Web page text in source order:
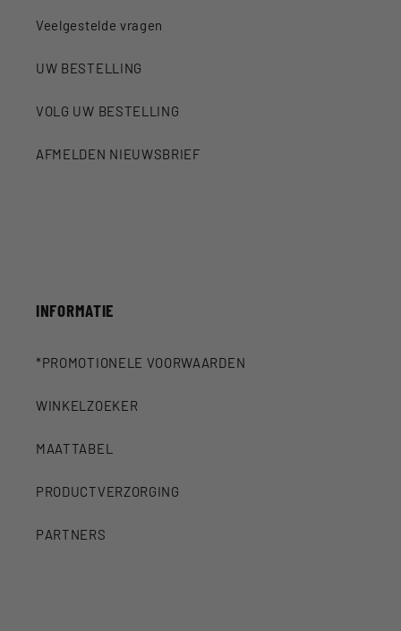
Veelgestelde vragen
UW BESTELLING
VOLG UW BESTELLING
AFMELDEN NIEUWSBRIEF
INFORMATIE
*PROMOTIONELE VOORWAARDEN
WINKELZOEKER
MAATTABEL
PRODUCTVERZORGING
PARTNERS